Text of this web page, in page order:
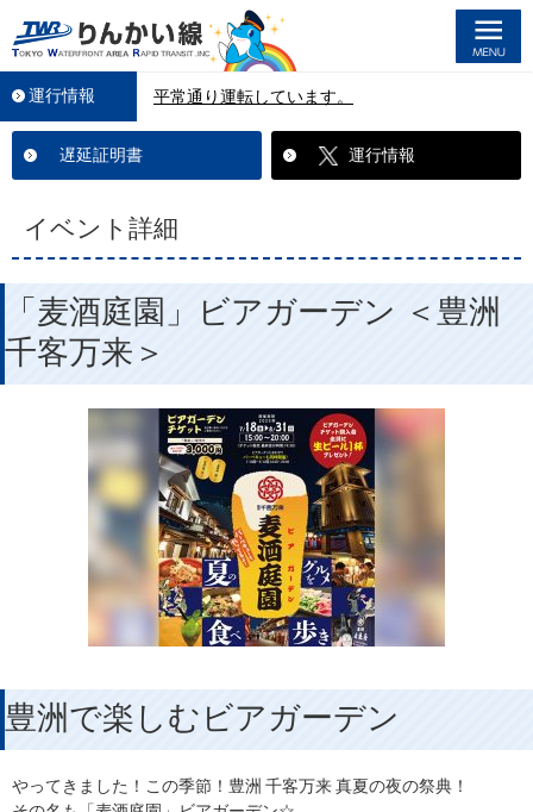
運行情報 平常通り運転しています。
遅延証明書 運行情報
イベント詳細
「麦酒庭園」ビアガーデン ＜豊洲
千客万来＞
豊洲で楽しむビアガーデン
やってきました！この季節！豊洲 千客万来 真夏の夜の祭典！